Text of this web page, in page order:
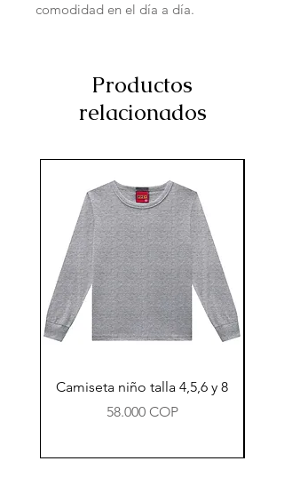
comodidad en el día a día.
Productos
relacionados
Camiseta niño talla 4,5,6 y 8
Precio
58.000 COP